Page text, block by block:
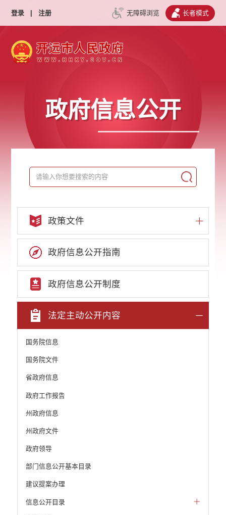
登录 | 注册 无障碍浏览 长者模式
政府信息公开
政策文件
政府信息公开指南
政府信息公开制度
法定主动公开内容
国务院信息
国务院文件
省政府信息
政府工作报告
州政府信息
州政府文件
政府领导
部门信息公开基本目录
建议提案办理
信息公开目录